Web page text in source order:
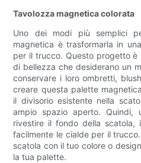
Tavolozza magnetica colorata
Uno dei modi più semplici
magnetica è trasformarla in
per il trucco. Questo progetto
di bellezza che desiderano un
conservare i loro ombretti,
creare questa palette
il divisorio esistente nella
ampio spazio aperto.
rivestire il fondo della
facilmente le cialde per il
scatola con il tuo colore o
la tua palette.